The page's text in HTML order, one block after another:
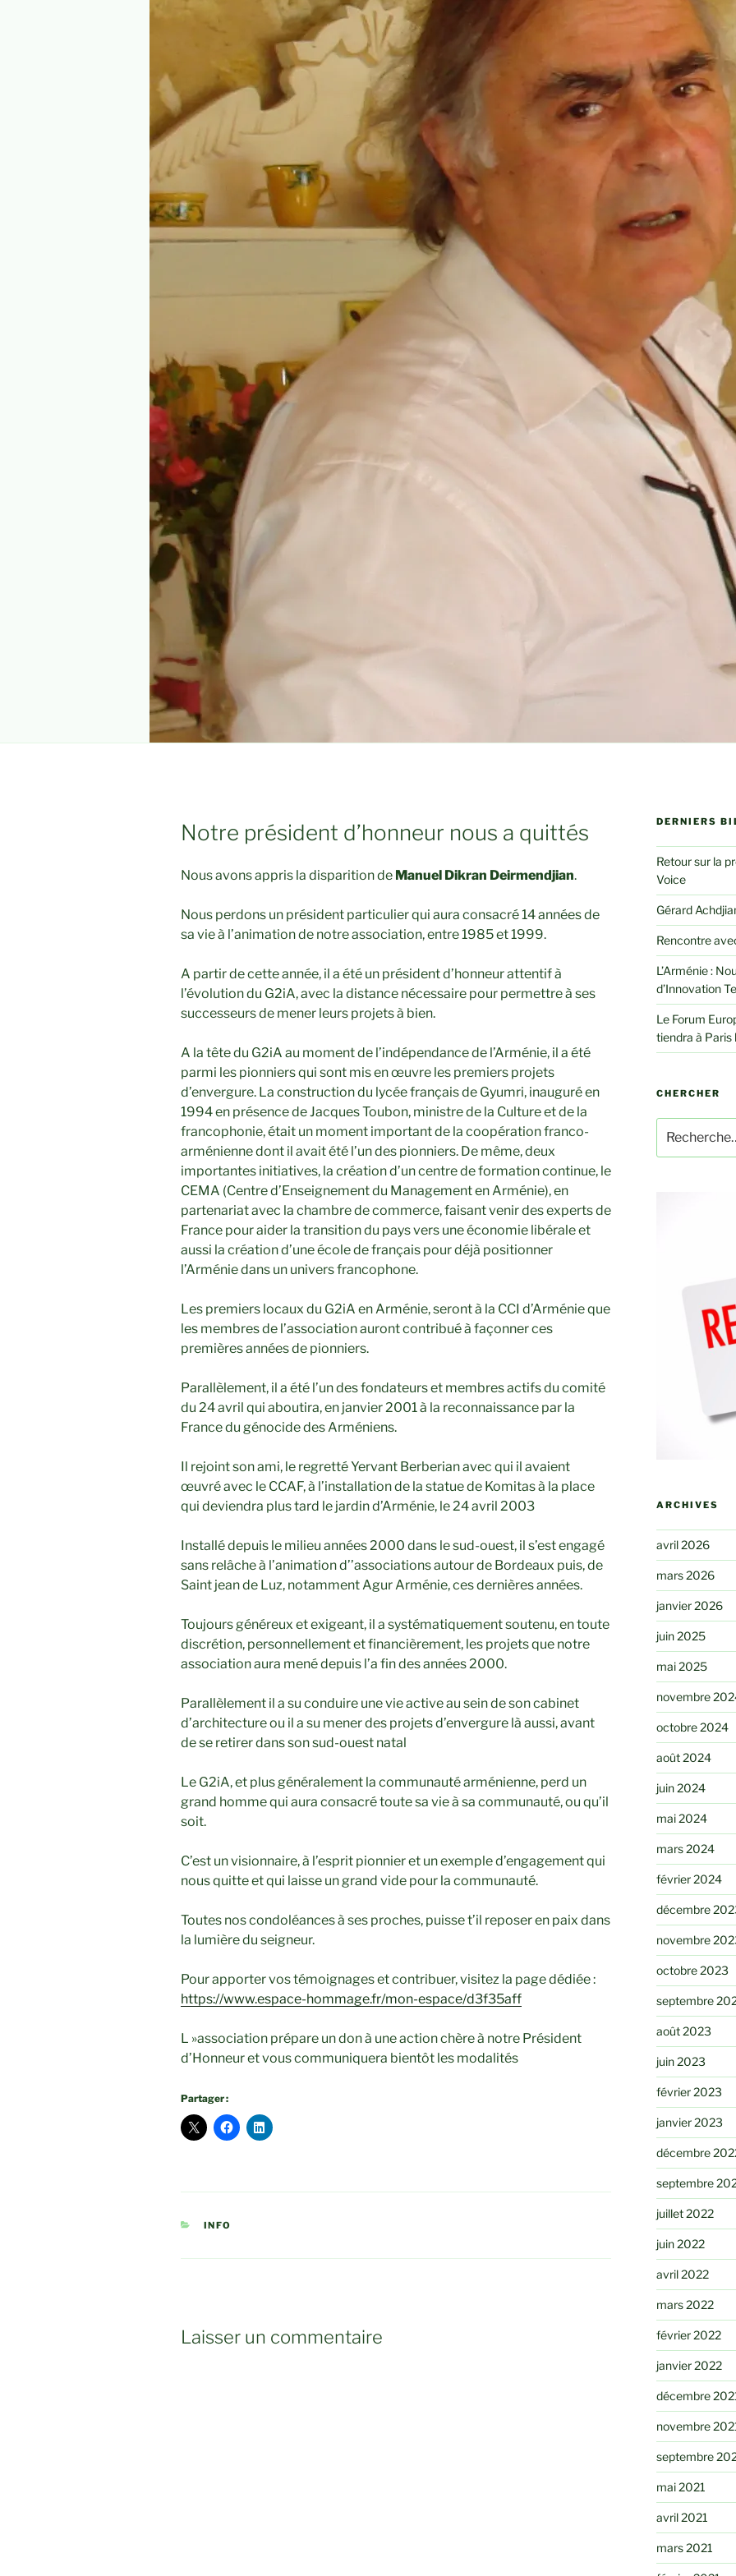
Notre président d’honneur nous a quittés
Nous avons appris la disparition de Manuel Dikran Deirmendjian.
Nous perdons un président particulier qui aura consacré 14 années de
sa vie à l’animation de notre association, entre 1985 et 1999.
A partir de cette année, il a été un président d’honneur attentif à
l’évolution du G2iA, avec la distance nécessaire pour permettre à ses
successeurs de mener leurs projets à bien.
A la tête du G2iA au moment de l’indépendance de l’Arménie, il a été
parmi les pionniers qui sont mis en œuvre les premiers projets
d’envergure. La construction du lycée français de Gyumri, inauguré en
1994 en présence de Jacques Toubon, ministre de la Culture et de la
francophonie, était un moment important de la coopération franco-
arménienne dont il avait été l’un des pionniers. De même, deux
importantes initiatives, la création d’un centre de formation continue, le
CEMA (Centre d’Enseignement du Management en Arménie), en
partenariat avec la chambre de commerce, faisant venir des experts de
France pour aider la transition du pays vers une économie libérale et
aussi la création d’une école de français pour déjà positionner
l’Arménie dans un univers francophone.
Les premiers locaux du G2iA en Arménie, seront à la CCI d’Arménie que
les membres de l’association auront contribué à façonner ces
premières années de pionniers.
Parallèlement, il a été l’un des fondateurs et membres actifs du comité
du 24 avril qui aboutira, en janvier 2001 à la reconnaissance par la
France du génocide des Arméniens.
Il rejoint son ami, le regretté Yervant Berberian avec qui il avaient
œuvré avec le CCAF, à l’installation de la statue de Komitas à la place
qui deviendra plus tard le jardin d’Arménie, le 24 avril 2003
Installé depuis le milieu années 2000 dans le sud-ouest, il s’est engagé
sans relâche à l’animation d’’associations autour de Bordeaux puis, de
Saint jean de Luz, notamment Agur Arménie, ces dernières années.
Toujours généreux et exigeant, il a systématiquement soutenu, en toute
discrétion, personnellement et financièrement, les projets que notre
association aura mené depuis l’a fin des années 2000.
Parallèlement il a su conduire une vie active au sein de son cabinet
d’architecture ou il a su mener des projets d’envergure là aussi, avant
de se retirer dans son sud-ouest natal
Le G2iA, et plus généralement la communauté arménienne, perd un
grand homme qui aura consacré toute sa vie à sa communauté, ou qu’il
soit.
C’est un visionnaire, à l’esprit pionnier et un exemple d’engagement qui
nous quitte et qui laisse un grand vide pour la communauté.
Toutes nos condoléances à ses proches, puisse t’il reposer en paix dans
la lumière du seigneur.
Pour apporter vos témoignages et contribuer, visitez la page dédiée :
https://www.espace-hommage.fr/mon-espace/d3f35aff
L »association prépare un don à une action chère à notre Président
d’Honneur et vous communiquera bientôt les modalités
Partager :
CATÉGORIES
INFO
Laisser un commentaire
DERNIERS
Retour sur la
Voice
Gérard
Rencontre
L’Arménie :
d’Innovation
Le Forum
tiendra à Paris
CHERCHER
pour
:
ARCHIVES
avril 2026
mars 2026
janvier 2026
juin 2025
mai 2025
novembre
octobre 2024
août 2024
juin 2024
mai 2024
mars 2024
février 2024
décembre
novembre
octobre 2023
septembre
août 2023
juin 2023
février 2023
janvier 2023
décembre
septembre
juillet 2022
juin 2022
avril 2022
mars 2022
février 2022
janvier 2022
décembre
novembre
septembre
mai 2021
avril 2021
mars 2021